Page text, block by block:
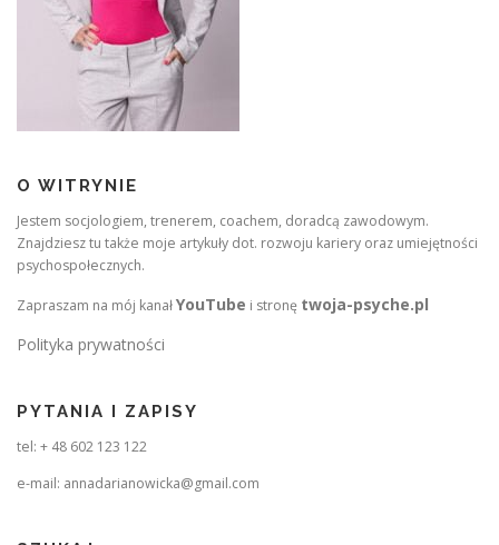
O WITRYNIE
Jestem socjologiem, trenerem, coachem, doradcą zawodowym.
Znajdziesz tu także moje artykuły dot. rozwoju kariery oraz umiejętności
psychospołecznych.
Zapraszam na mój kanałYouTube i stronę twoja-psyche.pl
Polityka prywatności
PYTANIA I ZAPISY
tel: + 48 602 123 122
e-mail: annadarianowicka@gmail.com